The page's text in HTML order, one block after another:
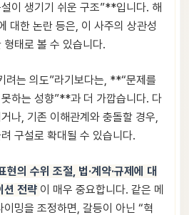
이 생기기 쉬운 구조”**입니다. 해
대한 논란 등은, 이 사주의 상관성
태로 볼 수 있습니다.
려는 의도”라기보다는, **“문제를
하는 성향”**과 더 가깝습니다. 다
나, 기존 이해관계와 충돌할 경우,
구설로 확대될 수 있습니다.
현의 수위 조절, 법·계약·규제에 대
션 전략 이 매우 중요합니다. 같은 메
밍을 조정하면, 갈등이 아닌 “혁